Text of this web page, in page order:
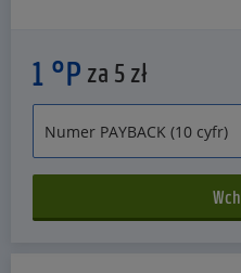
1 °P za 5 zł